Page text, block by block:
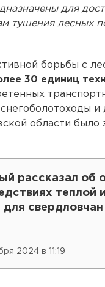
для
тушения лесных
борьбы с
30 единиц
и
области было
рассказал об
теплой
свердловчан
2024 в 11:19